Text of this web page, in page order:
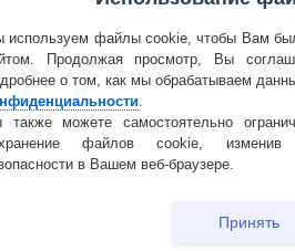
>10 км
-
1-3
<7
>10 км
-
2-5
<7
>10 км
-
3-6
<7
>10 км
-
5-9
<7
>10
-
используем файлы cookie, чтобы Вам
Продолжая просмотр, Вы
о том, как мы обрабатываем
также можете самостоятельно
файлов cookie, изменив
в Вашем веб-браузере.
Принять